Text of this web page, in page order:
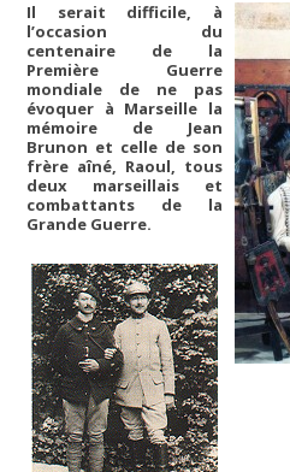
Il serait difficile, à
l’occasion du
centenaire de la
Première Guerre
mondiale de ne pas
évoquer à Marseille la
mémoire de Jean
Brunon et celle de son
frère aîné, Raoul, tous
deux marseillais et
combattants de la
Grande Guerre.